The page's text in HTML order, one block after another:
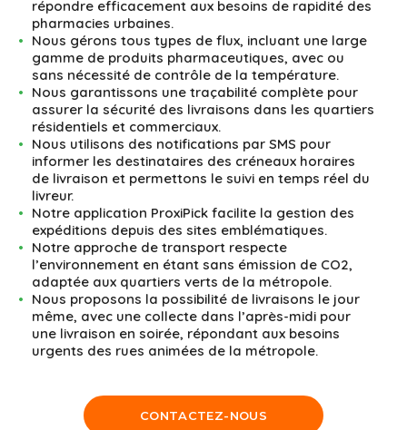
répondre efficacement aux besoins de rapidité des
pharmacies urbaines.
Nous gérons tous types de flux, incluant une large
gamme de produits pharmaceutiques, avec ou
sans nécessité de contrôle de la température.
Nous garantissons une traçabilité complète pour
assurer la sécurité des livraisons dans les quartiers
résidentiels et commerciaux.
Nous utilisons des notifications par SMS pour
informer les destinataires des créneaux horaires
de livraison et permettons le suivi en temps réel du
livreur.
Notre application ProxiPick facilite la gestion des
expéditions depuis des sites emblématiques.
Notre approche de transport respecte
l’environnement en étant sans émission de CO2,
adaptée aux quartiers verts de la métropole.
Nous proposons la possibilité de livraisons le jour
même, avec une collecte dans l’après-midi pour
une livraison en soirée, répondant aux besoins
urgents des rues animées de la métropole.
CONTACTEZ-NOUS